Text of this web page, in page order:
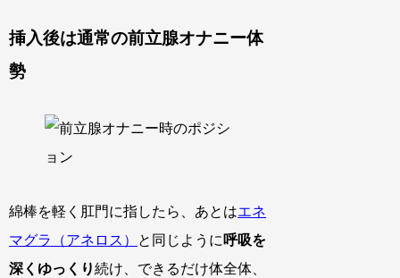
挿入後は通常の前立腺オナニー体
勢
綿棒を軽く肛門に指したら、あとはエネ
マグラ（アネロス）
と同じように 呼吸を
深くゆっくり続け、できるだけ体全体、